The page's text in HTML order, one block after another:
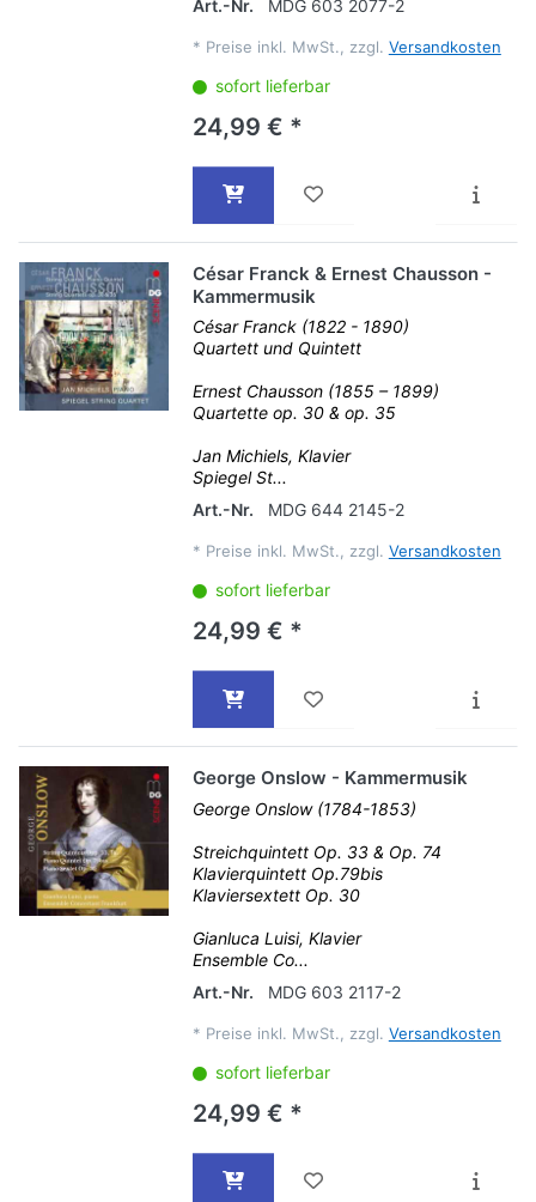
Art.-Nr.
MDG 603 2077-2
* Preise inkl. MwSt., zzgl. Versandkosten
sofort lieferbar
24,99 € *
César Franck & Ernest Chausson -
Kammermusik
César Franck (1822 - 1890)
Quartett und Quintett
Ernest Chausson (1855 – 1899)
Quartette op. 30 & op. 35
Jan Michiels, Klavier
Spiegel St...
Art.-Nr.
MDG 644 2145-2
* Preise inkl. MwSt., zzgl. Versandkosten
sofort lieferbar
24,99 € *
George Onslow - Kammermusik
George Onslow (1784-1853)
Streichquintett Op. 33 & Op. 74
Klavierquintett Op.79bis
Klaviersextett Op. 30
Gianluca Luisi, Klavier
Ensemble Co...
Art.-Nr.
MDG 603 2117-2
* Preise inkl. MwSt., zzgl. Versandkosten
sofort lieferbar
24,99 € *